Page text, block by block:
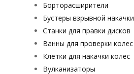
Борторасширители
Бустеры взрывной накачки
Станки для правки дисков
Ванны для проверки колес
Клетки для накачки колес
Вулканизаторы